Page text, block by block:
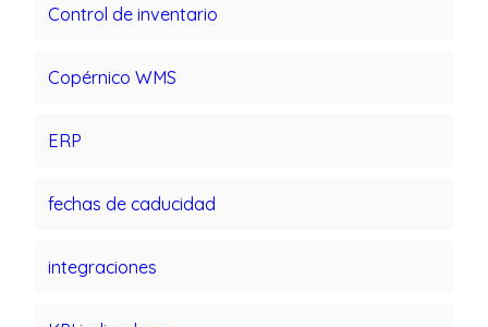
Control de inventario
Copérnico WMS
ERP
fechas de caducidad
integraciones